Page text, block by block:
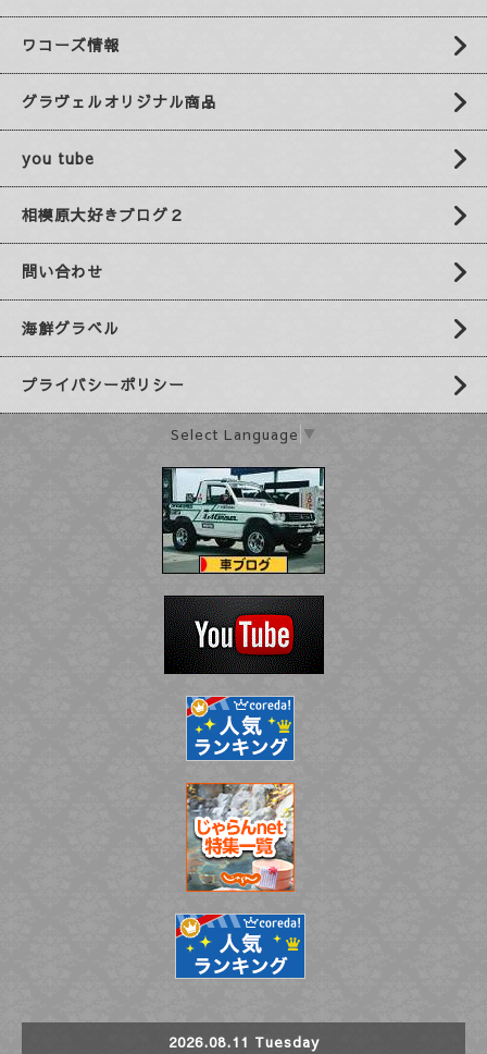
ワコーズ情報
グラヴェルオリジナル商品
you tube
相模原大好きブログ２
問い合わせ
海鮮グラベル
プライバシーポリシー
Select Language ▼
2026.08.11 Tuesday